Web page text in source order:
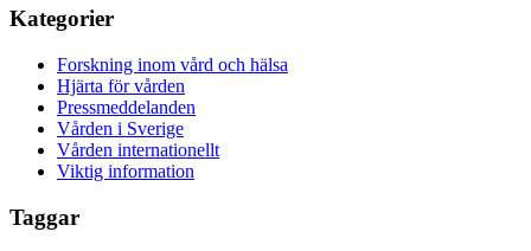
Kategorier
Forskning inom vård och hälsa
Hjärta för vården
Pressmeddelanden
Vården i Sverige
Vården internationellt
Viktig information
Taggar